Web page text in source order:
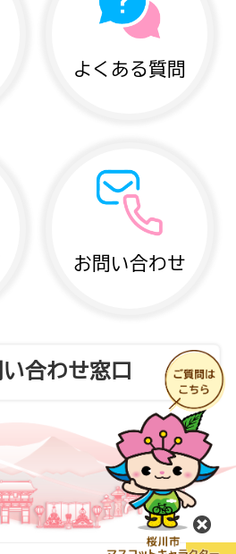
よくある質問
お問い合わせ
合わせ窓口